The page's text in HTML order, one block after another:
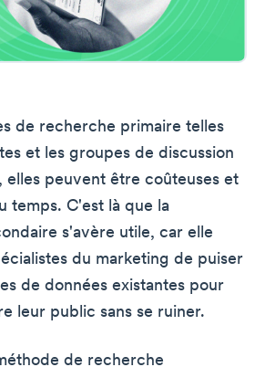
de recherche primaire telles
et les groupes de discussion
elles peuvent être coûteuses et
temps. C'est là que la
s'avère utile, car elle
du marketing de puiser
de données existantes pour
leur public sans se ruiner.
de recherche